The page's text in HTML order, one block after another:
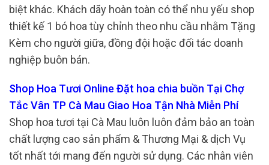
biệt khác. Khách dãy hoàn toàn có thể nhu yếu shop
thiết kế 1 bó hoa tùy chỉnh theo nhu cầu nhằm Tặng
Kèm cho người giữa, đồng đội hoặc đối tác doanh
nghiệp buôn bán.
Shop Hoa Tươi Online Đặt hoa chia buồn Tại Chợ
Tắc Vân TP Cà Mau Giao Hoa Tận Nhà Miễn Phí
Shop hoa tươi tại Cà Mau luôn luôn đảm bảo an toàn
chất lượng cao sản phẩm & Thương Mại & dịch Vụ
tốt nhất tới mang đến người sử dụng. Các nhân viên